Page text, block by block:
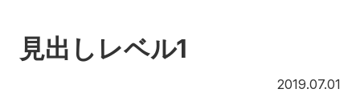
医療関係者の皆様へ
見出しレベル1
2019.07.01